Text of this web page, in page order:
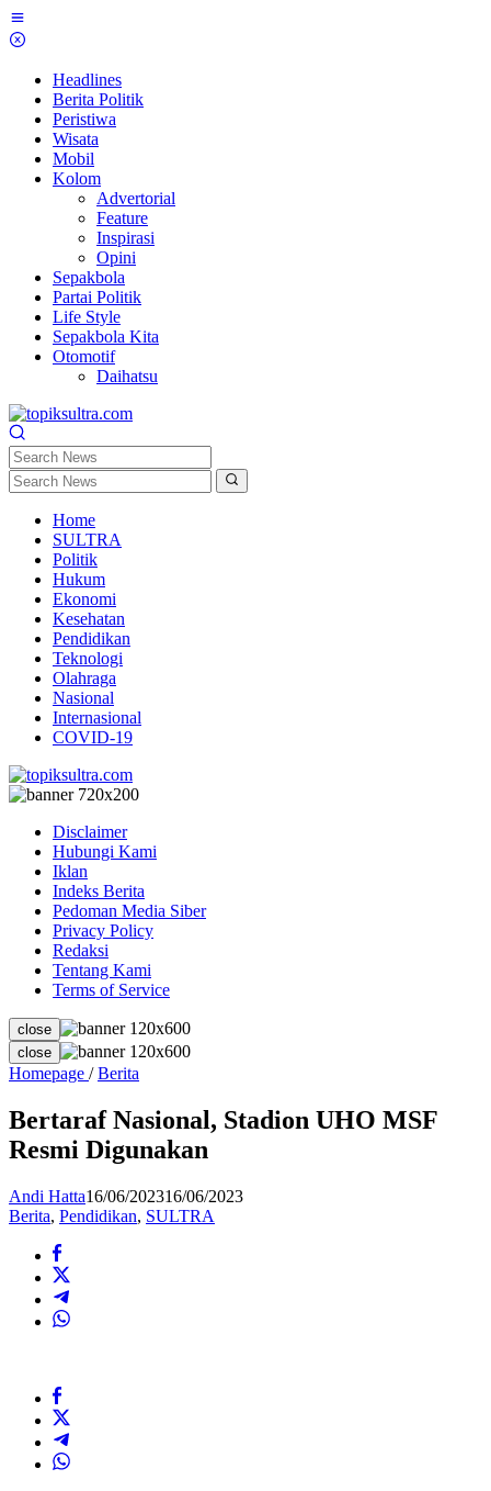
Skip
to
Headlines
Berita Politik
Peristiwa
Wisata
Mobil
Kolom
Advertorial
Feature
Inspirasi
Opini
Sepakbola
Partai Politik
Life Style
Sepakbola Kita
Otomotif
Daihatsu
Home
SULTRA
Politik
Hukum
Ekonomi
Kesehatan
Pendidikan
Teknologi
Olahraga
Nasional
Internasional
COVID-19
Disclaimer
Hubungi Kami
Iklan
Indeks Berita
Pedoman Media Siber
Privacy Policy
Redaksi
Tentang Kami
Terms of Service
close
close
Homepage / Berita
Stadion
UHO
MSF
Digunakan
Bertaraf Nasional, Stadion UHO MSF
Resmi Digunakan
Andi Hatta16/06/202316/06/2023
Berita, Pendidikan, SULTRA